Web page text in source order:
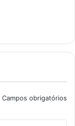
Campos obrigatórios